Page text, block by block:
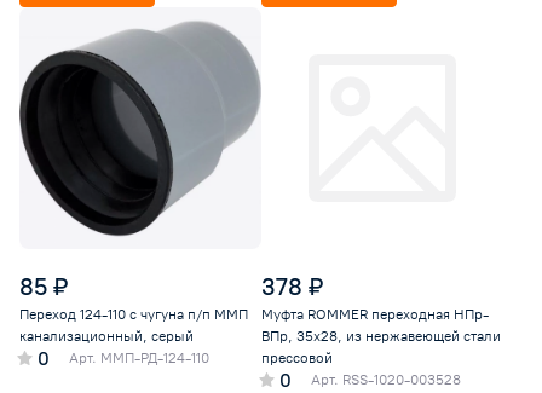
85 ₽
Переход 124-110 с чугуна п/п ММП
канализационный, серый
0 Арт. ММП-РД-124-110
378 ₽
Муфта ROMMER переходная НПр-
ВПр, 35х28, из нержавеющей стали
прессовой
0 Арт. RSS-1020-003528